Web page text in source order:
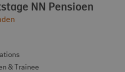
NN Pensioen
& Trainee